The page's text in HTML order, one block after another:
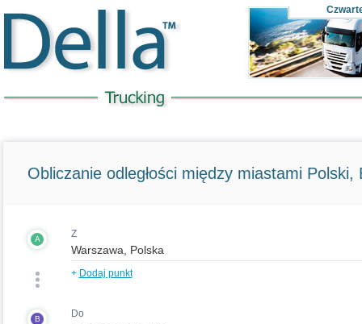
Obliczanie odległości między miastami Polski,
A Z
+ Dodaj punkt
B Do